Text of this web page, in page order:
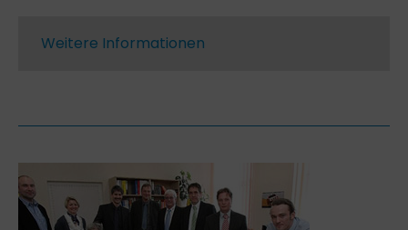
Weitere Informationen